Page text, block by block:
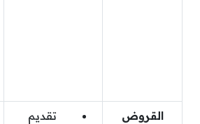
القروض
تقديم